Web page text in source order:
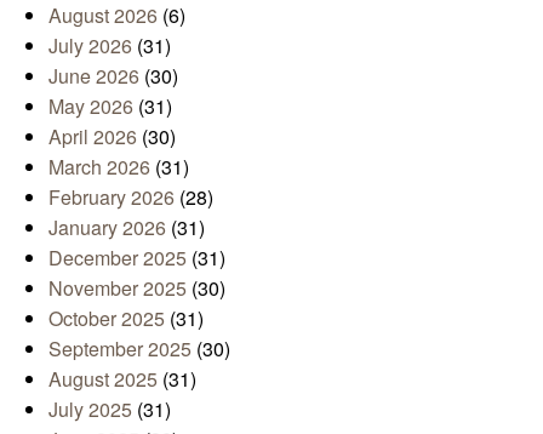
August 2026 (6)
July 2026 (31)
June 2026 (30)
May 2026 (31)
April 2026 (30)
March 2026 (31)
February 2026 (28)
January 2026 (31)
December 2025 (31)
November 2025 (30)
October 2025 (31)
September 2025 (30)
August 2025 (31)
July 2025 (31)